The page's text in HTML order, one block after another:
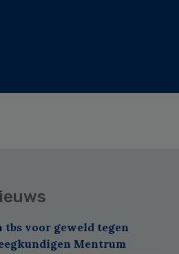
tbs voor geweld tegen
Mentrum